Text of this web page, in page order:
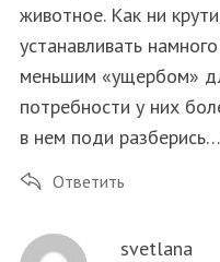
животное. Как ни
устанавливать
меньшим «ущербом»
потребности у них
в нем поди
Ответить
svetlana